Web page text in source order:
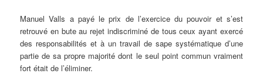
Manuel Valls a payé le prix de l’exercice du pouvoir et s’est
retrouvé en bute au rejet indiscriminé de tous ceux ayant exercé
des responsabilités et à un travail de sape systématique d’une
partie de sa propre majorité dont le seul point commun vraiment
fort était de l’éliminer.